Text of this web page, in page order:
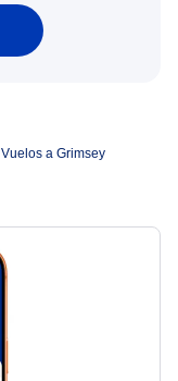
Vuelos a Grimsey